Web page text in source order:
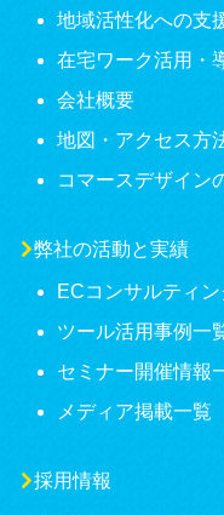
地域活性化への支
在宅ワーク活用・
会社概要
地図・アクセス方
コマースデザイン
弊社の活動と実績
ECコンサルティ
ツール活用事例一
セミナー開催情報
メディア掲載一覧
採用情報